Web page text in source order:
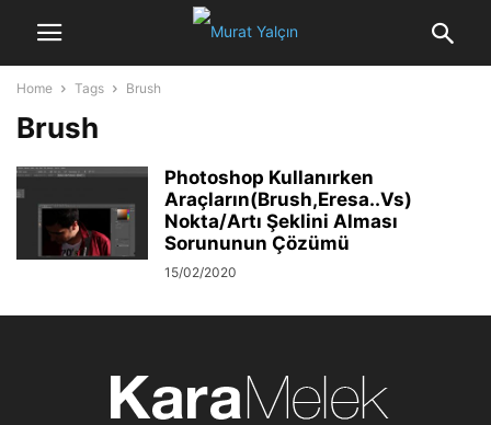
Home Tags Brush
Brush
Photoshop Kullanırken
Araçların(Brush,Eresa..Vs)
Nokta/Artı Şeklini Alması
Sorununun Çözümü
15/02/2020